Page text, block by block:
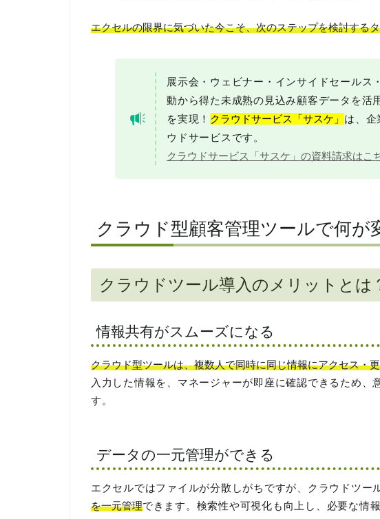
エクセルの限界に気づいた今こそ、次のステップを検討する
展示会・ウェビナー・インサイドセールス
動から得た未成熟の見込み顧客データを活
を実現！ クラウドサービス「サスケ」 は、企
ウドサービスです。
クラウドサービス「サスケ」の資料請求はこ
クラウド型顧客管理ツールで何が
クラウドツール導入のメリットとは
情報共有がスムーズになる
クラウド型ツールは、複数人で同時に同じ情報にアクセス・
入力した情報を、マネージャーが即座に確認できるため、
す。
データの一元管理ができる
エクセルではファイルが分散しがちですが、クラウドツー
を一元管理できます。検索性や可視化も向上し、必要な情